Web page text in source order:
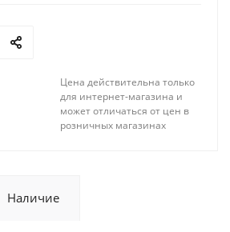
Цена действительна только
для интернет-магазина и
может отличаться от цен в
розничных магазинах
Наличие